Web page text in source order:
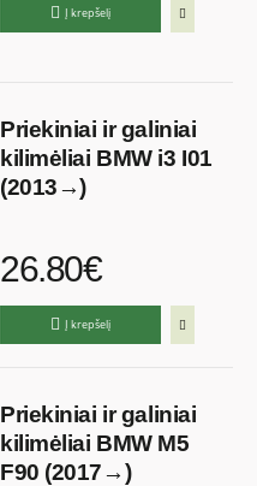
Į krepšelį
Priekiniai ir galiniai
kilimėliai BMW i3 I01
(2013→)
26.80€
Į krepšelį
Priekiniai ir galiniai
kilimėliai BMW M5
F90 (2017→)